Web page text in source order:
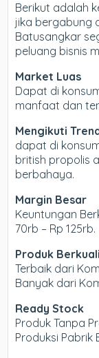
Berikut adalah
jika bergabung
Batusangkar
peluang bisnis
Market Luas
Dapat di
manfaat dan
Mengikuti
dapat di
british propolis
berbahaya.
Margin Besar
Keuntungan
70rb – Rp 125rb.
Produk
Terbaik dari
Banyak dari
Ready Stock
Produk Tanpa
Produksi Pabrik